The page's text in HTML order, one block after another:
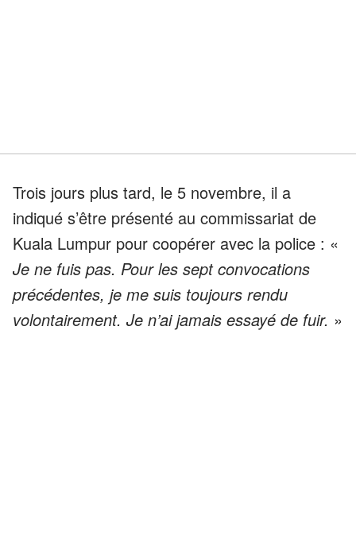
Trois jours plus tard, le 5 novembre, il a
indiqué s’être présenté au commissariat de
Kuala Lumpur pour coopérer avec la police : «
Je ne fuis pas. Pour les sept convocations
précédentes, je me suis toujours rendu
volontairement. Je n’ai jamais essayé de fuir. »